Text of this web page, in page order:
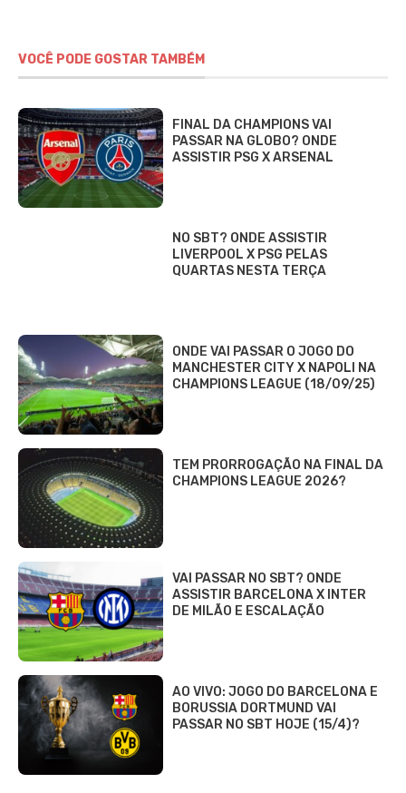
VOCÊ PODE GOSTAR TAMBÉM
FINAL DA CHAMPIONS VAI
PASSAR NA GLOBO? ONDE
ASSISTIR PSG X ARSENAL
NO SBT? ONDE ASSISTIR
LIVERPOOL X PSG PELAS
QUARTAS NESTA TERÇA
ONDE VAI PASSAR O JOGO DO
MANCHESTER CITY X NAPOLI NA
CHAMPIONS LEAGUE (18/09/25)
TEM PRORROGAÇÃO NA FINAL DA
CHAMPIONS LEAGUE 2026?
VAI PASSAR NO SBT? ONDE
ASSISTIR BARCELONA X INTER
DE MILÃO E ESCALAÇÃO
AO VIVO: JOGO DO BARCELONA E
BORUSSIA DORTMUND VAI
PASSAR NO SBT HOJE (15/4)?